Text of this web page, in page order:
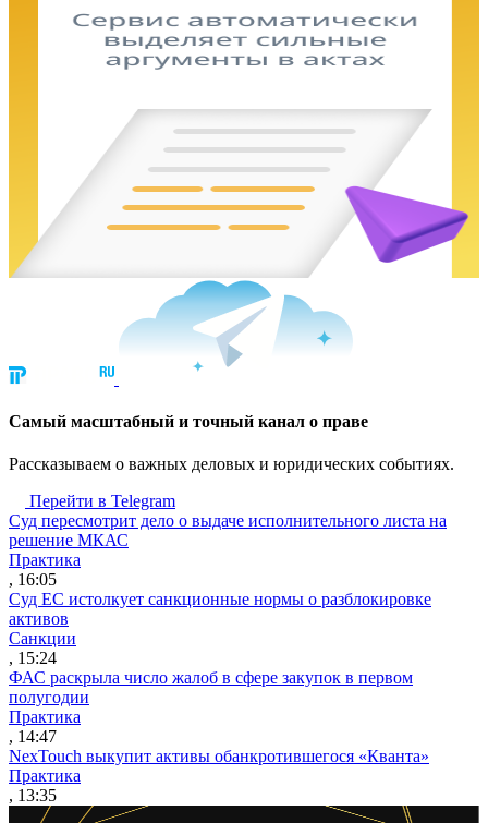
Cамый масштабный и точный канал о праве
Рассказываем о важных деловых и юридических событиях.
Перейти в Telegram
Суд пересмотрит дело о выдаче исполнительного листа на
решение МКАС
Практика
, 16:05
Суд ЕС истолкует санкционные нормы о разблокировке
активов
Санкции
, 15:24
ФАС раскрыла число жалоб в сфере закупок в первом
полугодии
Практика
, 14:47
NexTouch выкупит активы обанкротившегося «Кванта»
Практика
, 13:35